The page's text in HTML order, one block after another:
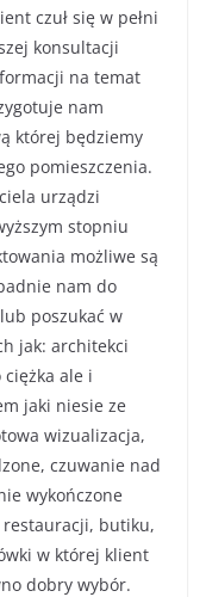
czuł się w pełni
konsultacji
na temat
nam
której będziemy
pomieszczenia.
urządzi
stopniu
możliwe są
nam do
poszukać w
jak: architekci
ale i
jaki niesie ze
wizualizacja,
czuwanie nad
wykończone
butiku,
w której klient
dobry wybór.